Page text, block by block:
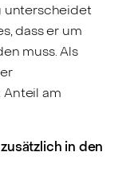
unterscheidet
dass er um
muss. Als
am
in den